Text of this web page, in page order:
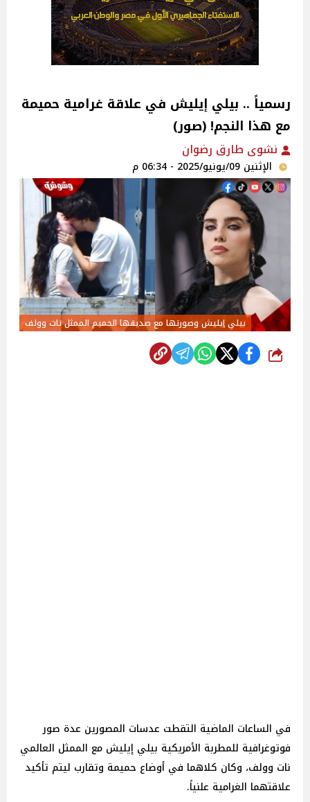
رسمياً .. بيلي إيليش في علاقة غرامية حميمة
مع هذا النجم! (صور)
نشوى طارق رضوان
الإثنين 09/يونيو/2025 - 06:34 م
بيلي إيليش وصورتها مع صديقها الحميم الممثل نات وولف
شارك
في الساعات الماضية التقطت عدسات المصورين عدة صور
فوتوغرافية للمطربة الأمريكية بيلي إيليش مع الممثل العالمي
نات وولف، وكان كلاهما في أوضاع حميمة وتقارب ليتم تأكيد
علاقتهما الغرامية علنياً.